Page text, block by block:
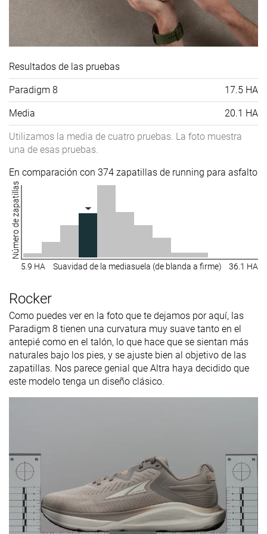
Resultados de las pruebas
Paradigm 8 17.5 HA
Media 20.1 HA
Utilizamos la media de cuatro pruebas. La foto muestra
una de esas pruebas.
En comparación con 374 zapatillas de running para asfalto
Número de zapatillas
5.9 HA Suavidad de la mediasuela (de blanda a firme) 36.1 HA
Rocker
Como puedes ver en la foto que te dejamos por aquí, las
Paradigm 8 tienen una curvatura muy suave tanto en el
antepié como en el talón, lo que hace que se sientan más
naturales bajo los pies, y se ajuste bien al objetivo de las
zapatillas. Nos parece genial que Altra haya decidido que
este modelo tenga un diseño clásico.